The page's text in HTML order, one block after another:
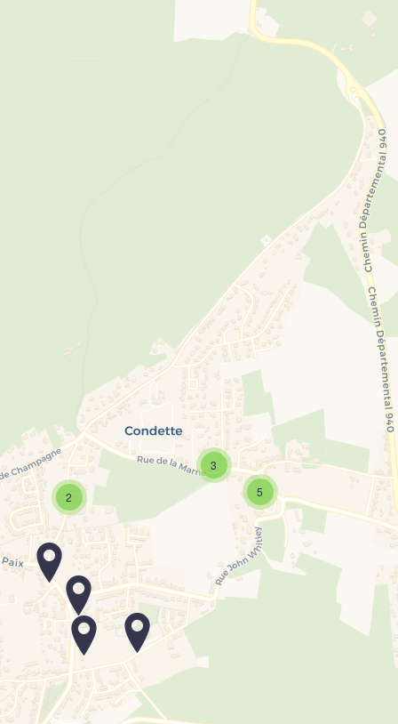
Map is loading...
completely, leafletJS files are missing.
2 5
3